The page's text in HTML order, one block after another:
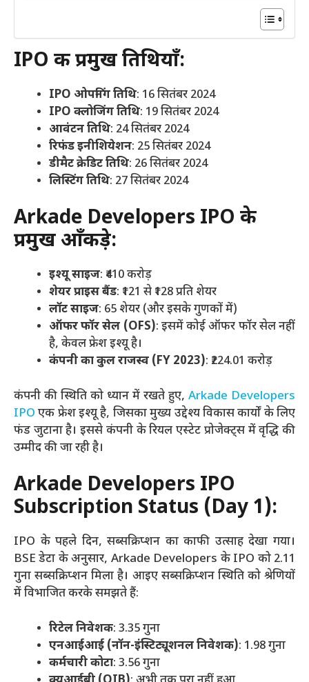
IPO की प्रमुख तिथियाँ:
IPO ओपनिंग तिथि: 16 सितंबर 2024
IPO क्लोजिंग तिथि: 19 सितंबर 2024
आवंटन तिथि: 24 सितंबर 2024
रिफंड इनीशियेशन: 25 सितंबर 2024
डीमैट क्रेडिट तिथि: 26 सितंबर 2024
लिस्टिंग तिथि: 27 सितंबर 2024
Arkade Developers IPO के
प्रमुख आँकड़े:
इश्यू साइज: ₹410 करोड़
शेयर प्राइस बैंड: ₹121 से ₹128 प्रति शेयर
लॉट साइज: 65 शेयर (और इसके गुणकों में)
ऑफर फॉर सेल (OFS): इसमें कोई ऑफर फॉर सेल नहीं
है, केवल फ्रेश इश्यू है।
कंपनी का कुल राजस्व (FY 2023): ₹224.01 करोड़
कंपनी की स्थिति को ध्यान में रखते हुए, Arkade Developers
IPO एक फ्रेश इश्यू है, जिसका मुख्य उद्देश्य विकास कार्यों के लिए
फंड जुटाना है। इससे कंपनी के रियल एस्टेट प्रोजेक्ट्स में वृद्धि की
उम्मीद की जा रही है।
Arkade Developers IPO
Subscription Status (Day 1):
IPO के पहले दिन, सब्सक्रिप्शन का काफी उत्साह देखा गया।
BSE डेटा के अनुसार, Arkade Developers के IPO को 2.11
गुना सब्सक्रिप्शन मिला है। आइए सब्सक्रिप्शन स्थिति को श्रेणियों
में विभाजित करके समझते हैं:
रिटेल निवेशक: 3.35 गुना
एनआईआई (नॉन-इंस्टिट्यूशनल निवेशक): 1.98 गुना
कर्मचारी कोटा: 3.56 गुना